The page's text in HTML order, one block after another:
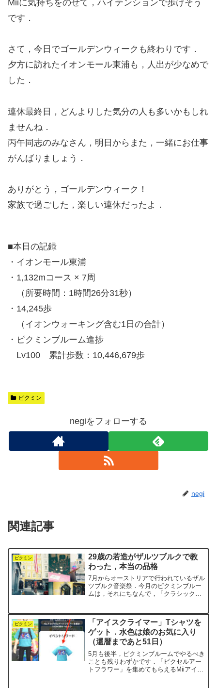
Miiに気持ちをのせて，ハイテンションで歩けそう
です．
さて，今日でゴールデンウィークも終わりです．
夕方に訪れたイオンモール東浦も，人出が少なめで
した．
連休最終日，どんよりした気分の人も多いかもしれ
ませんね．
丙午同志のみなさん，明日からまた，一緒にお仕事
がんばりましょう．
ありがとう，ゴールデンウィーク！
家族で過ごした，楽しい連休だったよ．
■本日の記録
・イオンモール東浦
・1,132mコース × 7周
（所要時間：1時間26分31秒）
・14,245歩
（イオンウォーキング含む1日の合計）
・ピクミンブルーム進捗
Lv100 累計歩数：10,446,679歩
ピクミン
negiをフォローする
negi
関連記事
ピクミン
29歳の若造がザルツブルクで教
わった，本当の品格
7月からオーストリアで行われているザル
ツブルク音楽祭．今月のピクミンブルー
ムは，それにちなんで，「クラシック音
訪れたことがあります．「塩の砦」とい
うその名前の通り，...
ピクミン
「アイスクライマー」Tシャツを
ゲット．水色は娘のお気に入り
（還暦まであと51日）
5月も後半，ピクミンブルームでやるべき
ことも残りわずかです．「ピクセルアー
トフラワー」を集めてもらえるMiiアイテ